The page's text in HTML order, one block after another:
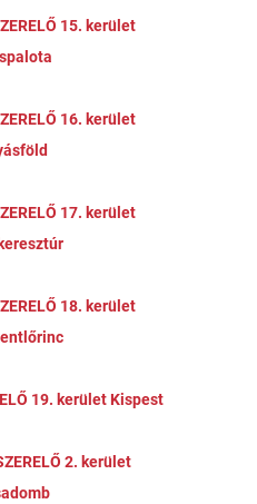
15. kerület
16. kerület
17. kerület
18. kerület
19. kerület Kispest
2. kerület